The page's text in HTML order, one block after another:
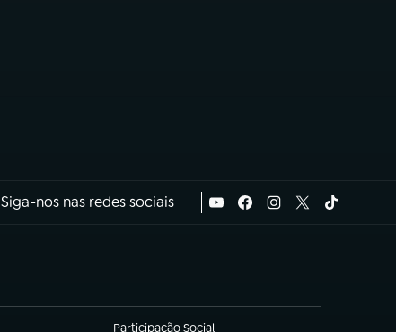
Siga-nos nas redes sociais
Participação Social